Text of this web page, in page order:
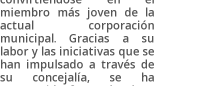
miembro más joven de la
actual corporación
municipal. Gracias a su
labor y las iniciativas que se
han impulsado a través de
su concejalía, se ha